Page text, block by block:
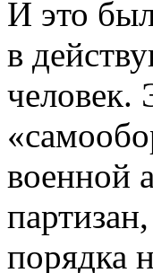
И это
в
человек.
военной
порядка